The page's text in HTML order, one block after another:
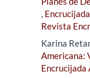
,
Revista
Karina
Americana:
Encrucijada